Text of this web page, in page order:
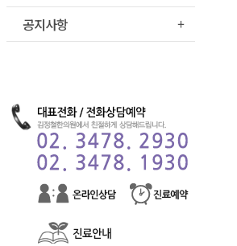
공지사항